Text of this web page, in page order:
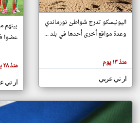
اخبار جزر
أهم اخبار جزر
هنا عن
وجهة
كاتبيها.
اليونيسكو تدرج شواطئ نورماندي
وعدة مواقع أخرى أحدها في بلد ...
منذ ١٣ يوم
ار تي عربي
عضوا
منذ ٢٨ يوم
ار تي